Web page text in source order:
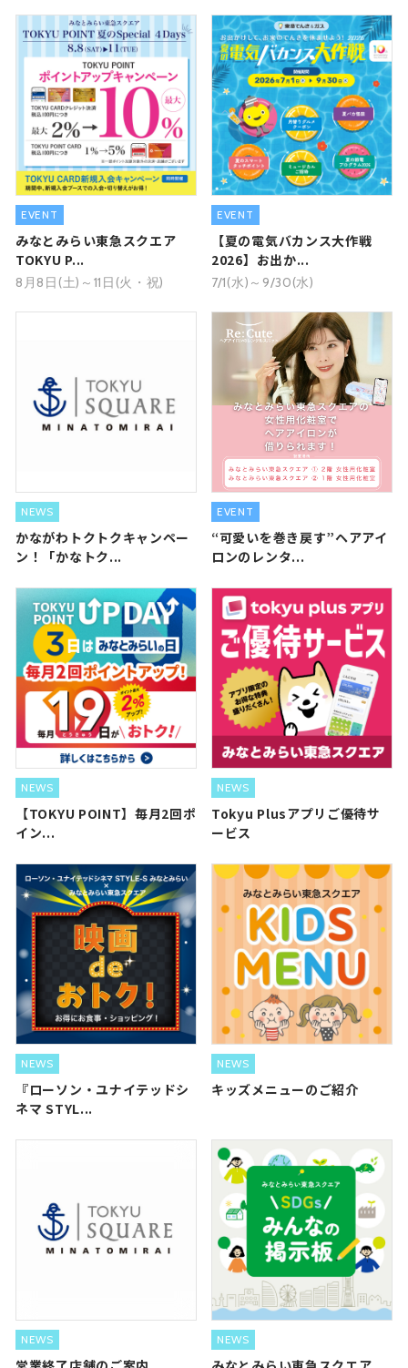
EVENT
みなとみらい東急スクエア
TOKYU P...
8月8日(土)～11日(火・祝)
EVENT
【夏の電気バカンス大作戦
2026】お出か...
7/1(水)～9/30(水)
NEWS
かながわトクトクキャンペー
ン！「かなトク...
EVENT
“可愛いを巻き戻す”ヘアアイ
ロンのレンタ...
NEWS
【TOKYU POINT】毎月2回ポ
イン...
NEWS
Tokyu Plusアプリご優待サ
ービス
NEWS
『ローソン・ユナイテッドシ
ネマ STYL...
NEWS
キッズメニューのご紹介
NEWS NEWS